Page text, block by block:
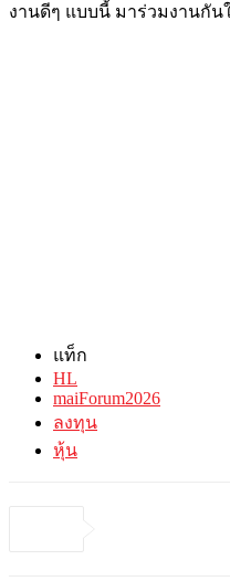
งานดีๆ แบบนี้ มาร่วมงานกัน
แท็ก
HL
maiForum2026
ลงทุน
หุ้น